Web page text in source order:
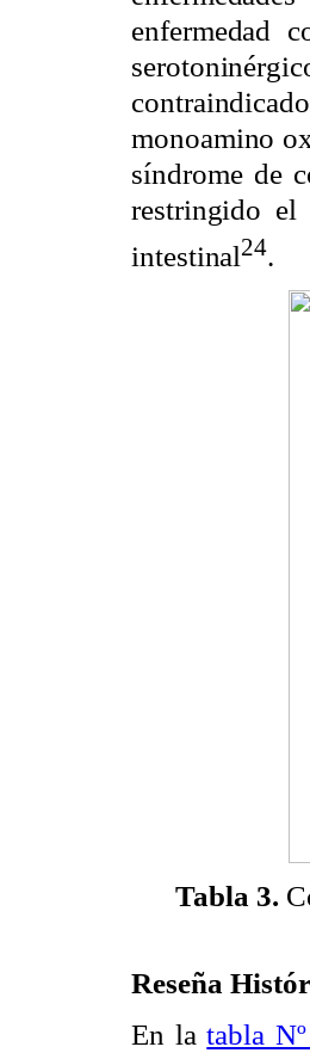
enfermedad
monoamino
síndrome de
restringido el
intestinal24.
Tabla 3.
Reseña
En latabla